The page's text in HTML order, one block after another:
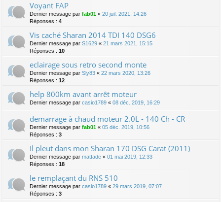
Voyant FAP
Dernier message par fab01 « 20 juil. 2021, 14:26
Réponses : 4
Vis caché Sharan 2014 TDI 140 DSG6
Dernier message par S1629 « 21 mars 2021, 15:15
Réponses : 10
eclairage sous retro second monte
Dernier message par Sly83 « 22 mars 2020, 13:26
Réponses : 12
help 800km avant arrêt moteur
Dernier message par casio1789 « 08 déc. 2019, 16:29
demarrage à chaud moteur 2.0L - 140 Ch - CR
Dernier message par fab01 « 05 déc. 2019, 10:56
Réponses : 3
Il pleut dans mon Sharan 170 DSG Carat (2011)
Dernier message par mattade « 01 mai 2019, 12:33
Réponses : 18
le remplaçant du RNS 510
Dernier message par casio1789 « 29 mars 2019, 07:07
Réponses : 3